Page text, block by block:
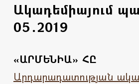
Ակադեմիայում
05․2019
«ԱՐՄԵՆԻԱ» ՀԸ
Արդարադատության